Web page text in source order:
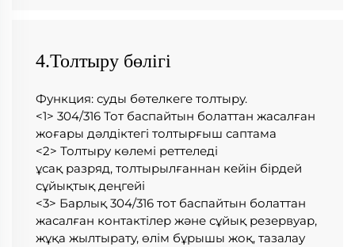
4.Толтыру бөлігі
Функция: суды бөтелкеге толтыру.
<1> 304/316 Тот баспайтын болаттан жасалған
жоғары дәлдіктегі толтырғыш саптама
<2> Толтыру көлемі реттеледі
ұсақ разряд, толтырылғаннан кейін бірдей
сұйықтық деңгейі
<3> Барлық 304/316 тот баспайтын болаттан
жасалған контактілер және сұйық резервуар,
жұқа жылтырату, өлім бұрышы жоқ, тазалау